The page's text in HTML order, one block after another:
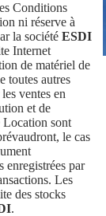
Conditions
ni réserve à
la société ESDI
Internet
de matériel de
toutes autres
ventes en
et de
Location sont
le cas
enregistrées par
Les
des stocks
.